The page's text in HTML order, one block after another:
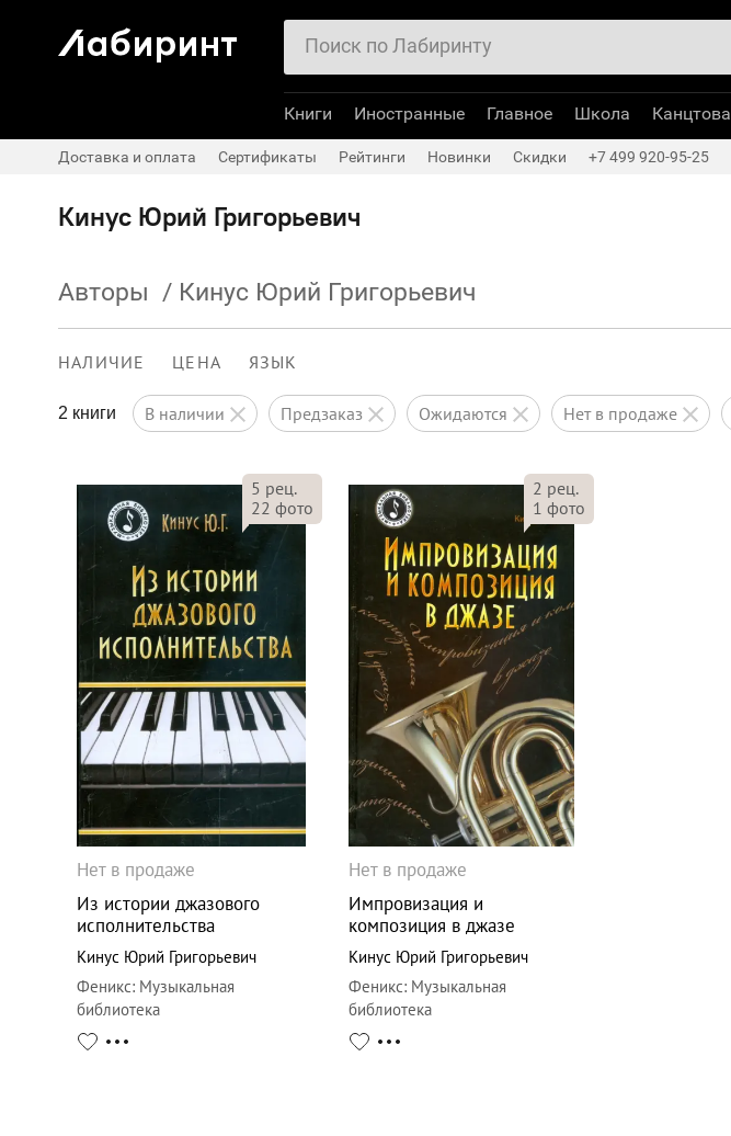
Кинус Юрий Григорьевич
Авторы / Кинус Юрий Григорьевич
НАЛИЧИЕ ЦЕНА ЯЗЫК
2 книги в наличии предзаказ ожидаются нет в продаже
5 рец.
22 фото
Нет в продаже
Из истории джазового
исполнительства
Кинус Юрий Григорьевич
Феникс: Музыкальная
библиотека
2 рец.
1 фото
Нет в продаже
Импровизация и
композиция в джазе
Кинус Юрий Григорьевич
Феникс: Музыкальная
библиотека
Книги Иностранные Главное Школа
Доставка и оплата Сертификаты Рейтинги Новинки Скидки +7 499 920-95-25